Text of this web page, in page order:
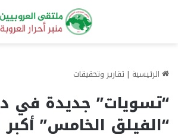
الرئيسية | تقارير وتحقيقات
“تسويات” جديدة في
“الفيلق الخامس” أكبر